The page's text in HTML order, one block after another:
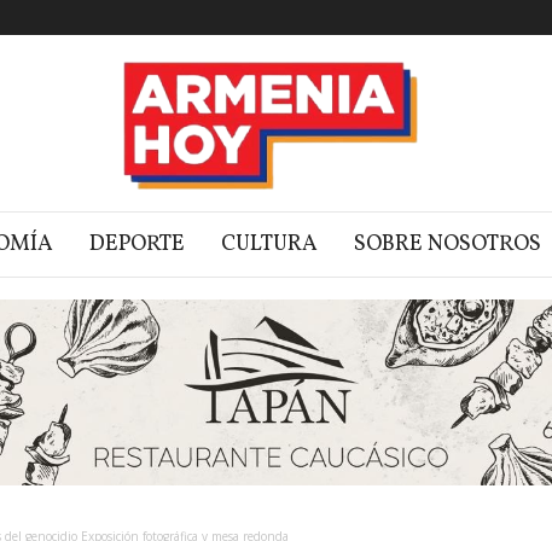
DEPORTE CULTURA SOBRE NOSOTROS
genocidio Exposición fotográfica y mesa redonda